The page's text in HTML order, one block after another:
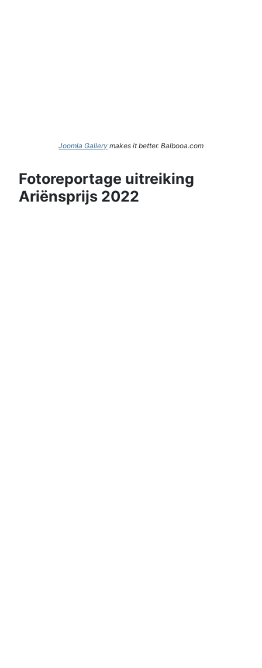
Joomla Gallery makes it better. Balbooa.com
Fotoreportage uitreiking
Ariënsprijs 2022